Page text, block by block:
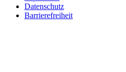
Datenschutz
Barrierefreiheit